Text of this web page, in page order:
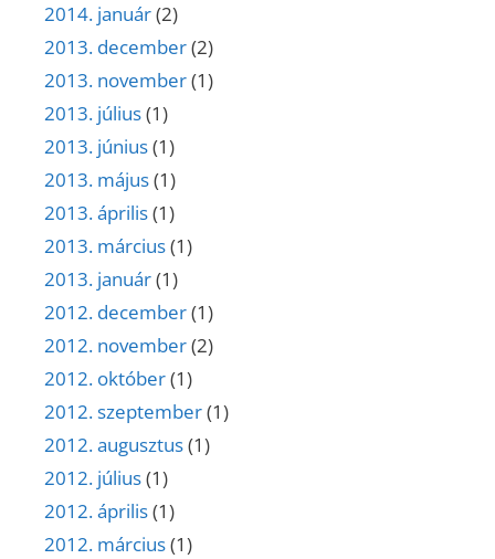
2014. január(2)
2013. december(2)
2013. november(1)
2013. július(1)
2013. június(1)
2013. május(1)
2013. április(1)
2013. március(1)
2013. január(1)
2012. december(1)
2012. november(2)
2012. október(1)
2012. szeptember(1)
2012. augusztus(1)
2012. július(1)
2012. április(1)
2012. március(1)